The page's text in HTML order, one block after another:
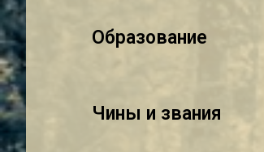
Образование
Чины и звания